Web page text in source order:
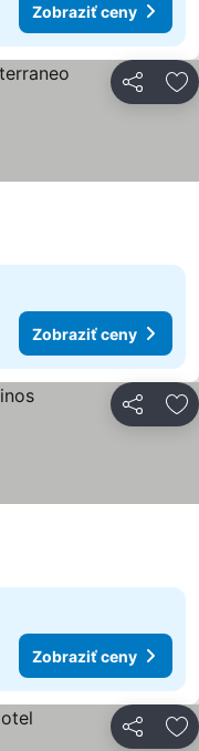
Zobraziť ceny
Zdieľať
Zobraziť ceny
Zdieľať
Zobraziť ceny
Zdieľať